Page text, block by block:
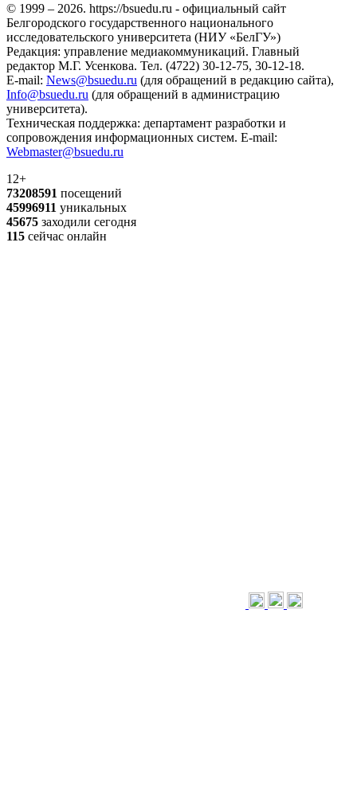
© 1999 – 2026. https://bsuedu.ru - официальный сайт
Белгородского государственного национального
исследовательского университета (НИУ «БелГУ»)
Редакция: управление медиакоммуникаций. Главный
редактор М.Г. Усенкова. Тел. (4722) 30-12-75, 30-12-18.
E-mail: News@bsuedu.ru (для обращений в редакцию сайта),
Info@bsuedu.ru (для обращений в администрацию
университета).
Техническая поддержка: департамент разработки и
сопровождения информационных систем. E-mail:
Webmaster@bsuedu.ru
12+
73208591 посещений
45996911 уникальных
45675 заходили сегодня
115 сейчас онлайн